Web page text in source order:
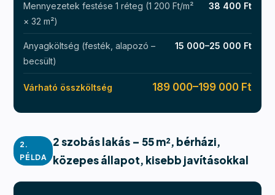
Mennyezetek festése 1 réteg (1 200 Ft/m²
× 32 m²)
38 400 Ft
Anyagköltség (festék, alapozó –
becsült)
15 000–25 000 Ft
Várható összköltség 189 000–199 000 Ft
2.
PÉLDA
2 szobás lakás – 55 m², bérházi,
közepes állapot, kisebb javításokkal